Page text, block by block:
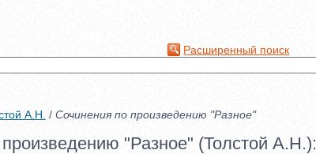
Расширенный поиск
А.Н. / Сочинения по произведению "Разное"
"Разное" (Толстой А.Н.):